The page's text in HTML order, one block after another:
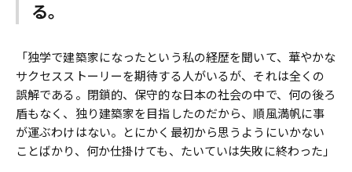
る。
「独学で建築家になったという私の経歴を聞いて、華やかな
サクセスストーリーを期待する人がいるが、それは全くの
誤解である。閉鎖的、保守的な日本の社会の中で、何の後ろ
盾もなく、独り建築家を目指したのだから、順風満帆に事
が運ぶわけはない。とにかく最初から思うようにいかない
ことばかり、何か仕掛けても、たいていは失敗に終わった」